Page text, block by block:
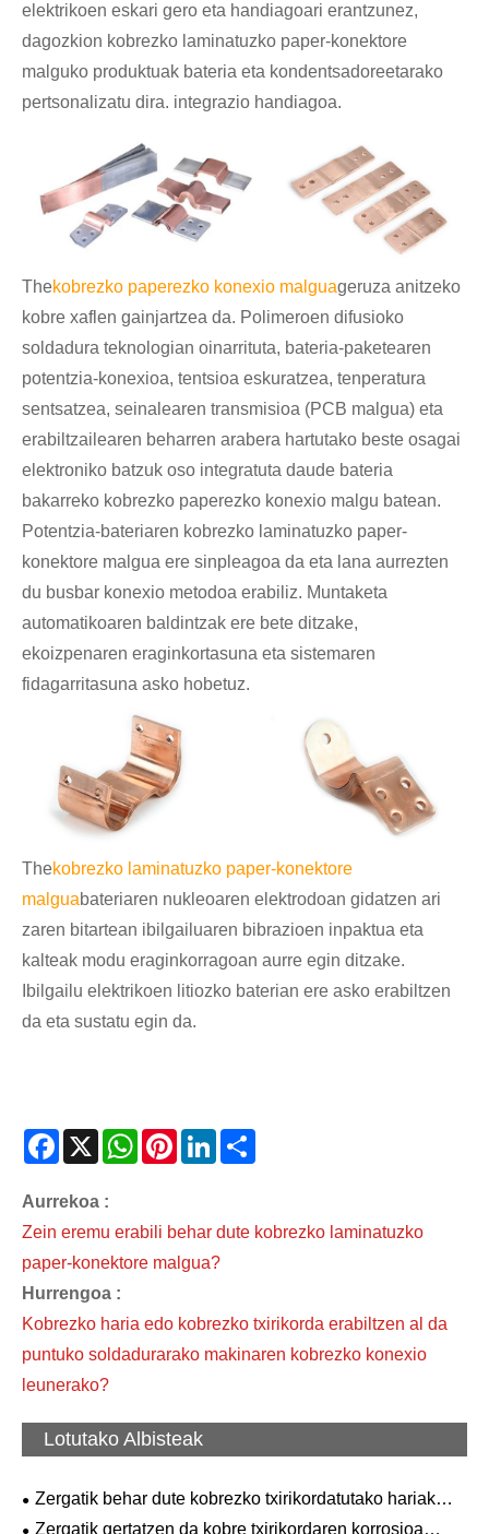
elektrikoen eskari gero eta handiagoari erantzunez,
dagozkion kobrezko laminatuzko paper-konektore
malguko produktuak bateria eta kondentsadoreetarako
pertsonalizatu dira. integrazio handiagoa.
Thekobrezko paperezko konexio malguageruza anitzeko
kobre xaflen gainjartzea da. Polimeroen difusioko
soldadura teknologian oinarrituta, bateria-paketearen
potentzia-konexioa, tentsioa eskuratzea, tenperatura
sentsatzea, seinalearen transmisioa (PCB malgua) eta
erabiltzailearen beharren arabera hartutako beste osagai
elektroniko batzuk oso integratuta daude bateria
bakarreko kobrezko paperezko konexio malgu batean.
Potentzia-bateriaren kobrezko laminatuzko paper-
konektore malgua ere sinpleagoa da eta lana aurrezten
du busbar konexio metodoa erabiliz. Muntaketa
automatikoaren baldintzak ere bete ditzake,
ekoizpenaren eraginkortasuna eta sistemaren
fidagarritasuna asko hobetuz.
Thekobrezko laminatuzko paper-konektore
malguabateriaren nukleoaren elektrodoan gidatzen ari
zaren bitartean ibilgailuaren bibrazioen inpaktua eta
kalteak modu eraginkorragoan aurre egin ditzake.
Ibilgailu elektrikoen litiozko baterian ere asko erabiltzen
da eta sustatu egin da.
Facebook
X WhatsAppPinterestLinkedIn
Aurrekoa :
Zein eremu erabili behar dute kobrezko laminatuzko
paper-konektore malgua?
Hurrengoa :
Kobrezko haria edo kobrezko txirikorda erabiltzen al da
puntuko soldadurarako makinaren kobrezko konexio
leunerako?
Lotutako Albisteak
Zergatik behar dute kobrezko txirikordatutako hariak
kobrezko hodiak lotu?
Zergatik gertatzen da kobre txirikordaren korrosioa